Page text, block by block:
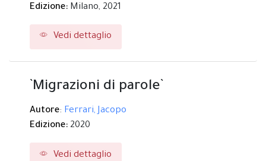
Edizione: Milano, 2021
Vedi dettaglio
`Migrazioni di parole`
Autore: Ferrari, Jacopo
Edizione: 2020
Vedi dettaglio